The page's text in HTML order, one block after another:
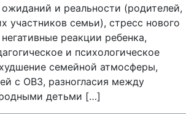
и реальности (родителей,
участников семьи), стресс нового
реакции ребенка,
и психологическое
семейной атмосферы,
с ОВЗ, разногласия между
детьми […]